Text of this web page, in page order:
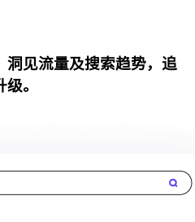
洞见流量及搜索趋势，追
。